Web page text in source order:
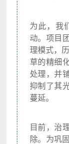
为此，我
动。项目
理模式，
草的精细
处理，并
抑制了其
蔓延。
目前，治
除。为巩